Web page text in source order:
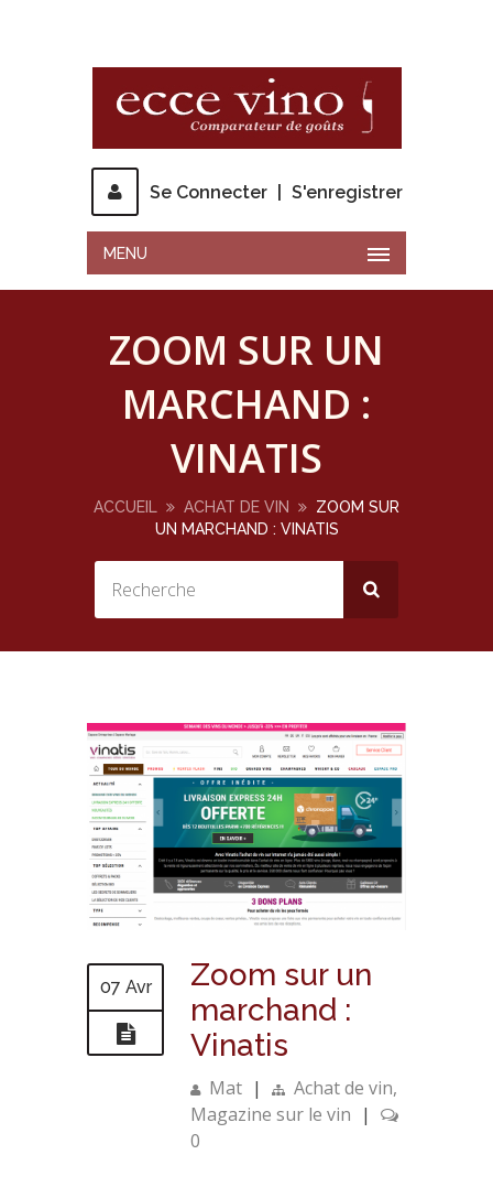
Se Connecter S'enregistrer
MENU
ZOOM SUR UN
MARCHAND :
VINATIS
ACCUEIL ACHAT DE VIN
ZOOM SUR
UN MARCHAND : VINATIS
07 Avr
Zoom sur un
marchand :
Vinatis
Mat | Achat de vin,
Magazine sur le vin |
0